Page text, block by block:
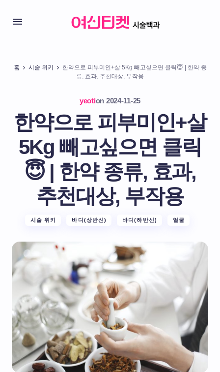
홈 시술 위키
한약으로 피부미인+살 5Kg 빼고싶으면 클릭😇 | 한약 종
류, 효과, 추천대상, 부작용
yeotion 2024-11-25
한약으로 피부미인+살
5Kg 빼고싶으면 클릭
😇 | 한약 종류, 효과,
추천대상, 부작용
시술 위키 바디(상반신) 바디(하반신) 얼굴